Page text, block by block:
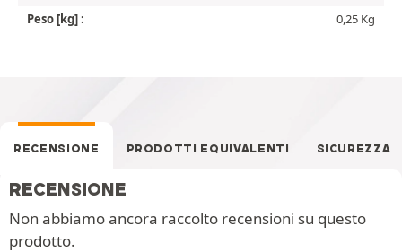
Peso [kg] :
0,25 Kg
RECENSIONE PRODOTTI EQUIVALENTI SICUREZZA
RECENSIONE
Non abbiamo ancora raccolto recensioni su questo
prodotto.